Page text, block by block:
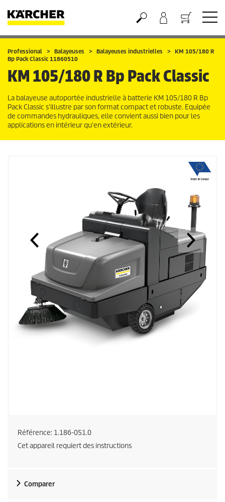
Panier
Professional Balayeuses Balayeuses industrielles
KM 105/180 R
Bp Pack Classic 11860510
KM 105/180 R Bp Pack Classic
La balayeuse autoportée industrielle à batterie KM 105/180 R Bp
Pack Classic s'illustre par son format compact et robuste. Equipée
de commandes hydrauliques, elle convient aussi bien pour les
applications en intérieur qu'en extérieur.
Référence: 1.186-051.0
Cet appareil requiert des instructions
Comparer